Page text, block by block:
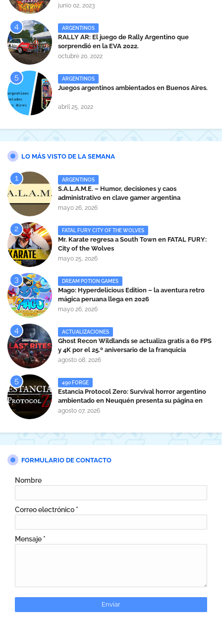
junio 02, 2023
ARGENTINOS
RALLY AR: El juego de Rally Argentino que
sorprendió en la EVA 2022.
octubre 20, 2022
ARGENTINOS
Juegos argentinos ambientados en Buenos Aires.
abril 25, 2022
LO MÁS VISTO DE LA SEMANA
ARGENTINOS
S.A.L.A.M.E. – Humor, decisiones y caos
administrativo en clave gamer argentina
mayo 26, 2026
FATAL FURY CITY OF THE WOLVES
Mr. Karate regresa a South Town en FATAL FURY:
City of the Wolves
mayo 25, 2026
DREAM POTION GAMES
Mago: Hyperdelicious Edition – la aventura retro
mágica peruana llega en 2026
mayo 26, 2026
ACTUALIZACIONES
Ghost Recon Wildlands se actualiza gratis a 60 FPS
y 4K por el 25.º aniversario de la franquicia
agosto 08, 2026
490 FORGE
Estancia Protocol Zero: Survival horror argentino
ambientado en Neuquén presenta su página en
Steam
agosto 07, 2026
FORMULARIO DE CONTACTO
Nombre
Correo electrónico *
Mensaje *